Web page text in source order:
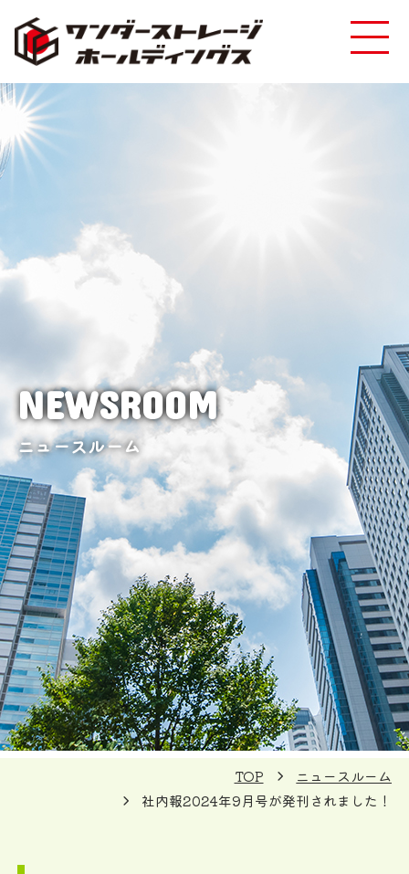
NEWSROOM
ニュースルーム
TOP
ニュースルーム
社内報2024年9月号が発刊されました！